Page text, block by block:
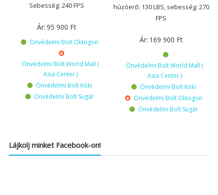
Sebesség: 240 FPS
Ár: 95 900 Ft
Önvédelmi Bolt Oktogon
Önvédelmi Bolt World Mall (
Asia Center )
Önvédelmi Bolt Köki
Önvédelmi Bolt Sugár
húzóerő: 130 LBS, sebesség: 270
FPS
Ár: 169 900 Ft
Önvédelmi Bolt World Mall (
Asia Center )
Önvédelmi Bolt Köki
Önvédelmi Bolt Oktogon
Önvédelmi Bolt Sugár
Lájkolj minket Facebook-on!